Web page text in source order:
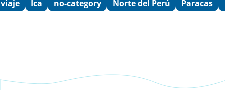
Ica no-category Norte del Perú Paracas